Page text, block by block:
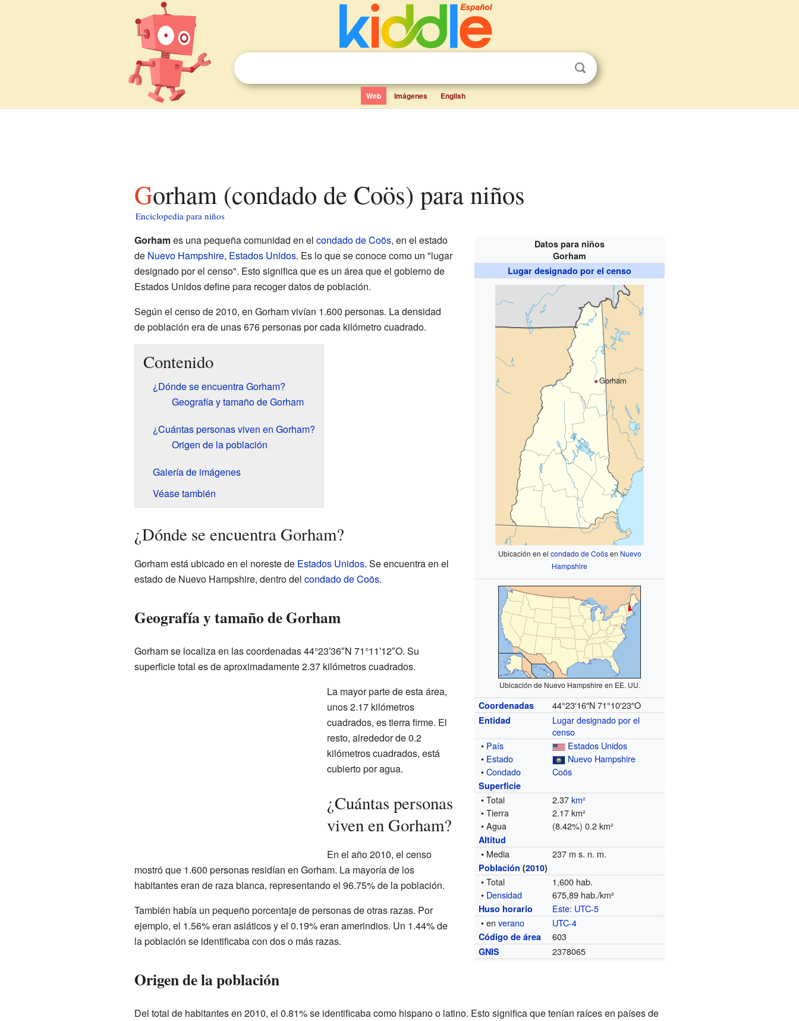
Web Imágenes English
Gorham (condado de Coös) para niños
Enciclopedia para niños
Datos para niños
Gorham
Lugar designado por el censo
Gorham
Ubicación en el condado de Coösen Nuevo
Hampshire
Ubicación de Nuevo Hampshire en EE. UU.
Coordenadas 44°23′16″N 71°10′23″O
Entidad
Lugar designado por el
censo
• País
Estados Unidos
• Estado
Nuevo Hampshire
•Condado Coös
Superficie
• Total 2.37km²
• Tierra
2.17 km²
• Agua
(8.42%) 0.2 km²
Altitud
• Media 237 m s. n. m.
Población (2010)
• Total
1,600 hab.
• Densidad 675,89 hab./km²
Huso horario Este: UTC-5
• enverano UTC-4
Código de área 603
GNIS 2378065
Gorhames una pequeña comunidad en el condado de Coös, en el estado
de Nuevo Hampshire, Estados Unidos. Es lo que se conoce como un "lugar
designado por el censo". Esto significa que es un área que el gobierno de
Estados Unidos define para recoger datos de población.
Según el censo de 2010, en Gorham vivían 1.600 personas. La densidad
de población era de unas 676 personas por cada kilómetro cuadrado.
Contenido
¿Dónde se encuentra Gorham?
Geografía y tamaño de Gorham
¿Cuántas personas viven en Gorham?
Origen de la población
Galería de imágenes
Véase también
¿Dónde se encuentra Gorham?
Gorham está ubicado en el noreste de Estados Unidos. Se encuentra en el
estado de Nuevo Hampshire, dentro del condado de Coös.
Geografía y tamaño de Gorham
Gorham se localiza en las coordenadas 44°23′36″N 71°11′12″O. Su
superficie total es de aproximadamente 2.37 kilómetros cuadrados.
La mayor parte de esta área,
unos 2.17 kilómetros
cuadrados, es tierra firme. El
resto, alrededor de 0.2
kilómetros cuadrados, está
cubierto por agua.
¿Cuántas personas
viven en Gorham?
En el año 2010, el censo
mostró que 1.600 personas residían en Gorham. La mayoría de los
habitantes eran de raza blanca, representando el 96.75% de la población.
También había un pequeño porcentaje de personas de otras razas. Por
ejemplo, el 1.56% eran asiáticos y el 0.19% eran amerindios. Un 1.44% de
la población se identificaba con dos o más razas.
Origen de la población
Del total de habitantes en 2010, el 0.81% se identificaba como hispano o latino. Esto significa que tenían raíces en países de